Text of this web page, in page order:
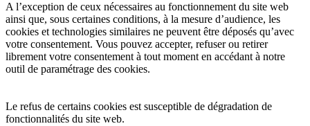
A l’exception de ceux nécessaires au fonctionnement du site web
ainsi que, sous certaines conditions, à la mesure d’audience, les
cookies et technologies similaires ne peuvent être déposés qu’avec
votre consentement. Vous pouvez accepter, refuser ou retirer
librement votre consentement à tout moment en accédant à notre
outil de paramétrage des cookies.
Le refus de certains cookies est susceptible de dégradation de
fonctionnalités du site web.